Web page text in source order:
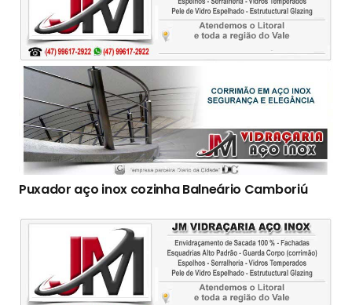
Puxador aço inox cozinha Balneário Camboriú